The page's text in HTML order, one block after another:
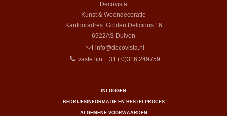
Decovista
Kunst & Woondecoratie
Kantooradres: Golden Delicious 16
6922AS Duiven
info@decovista.nl
vaste lijn: +31 ( 0)316 249759
INLOGGEN
BEDRIJFSINFORMATIE EN BESTELPROCES
ALGEMENE VOORWAARDEN